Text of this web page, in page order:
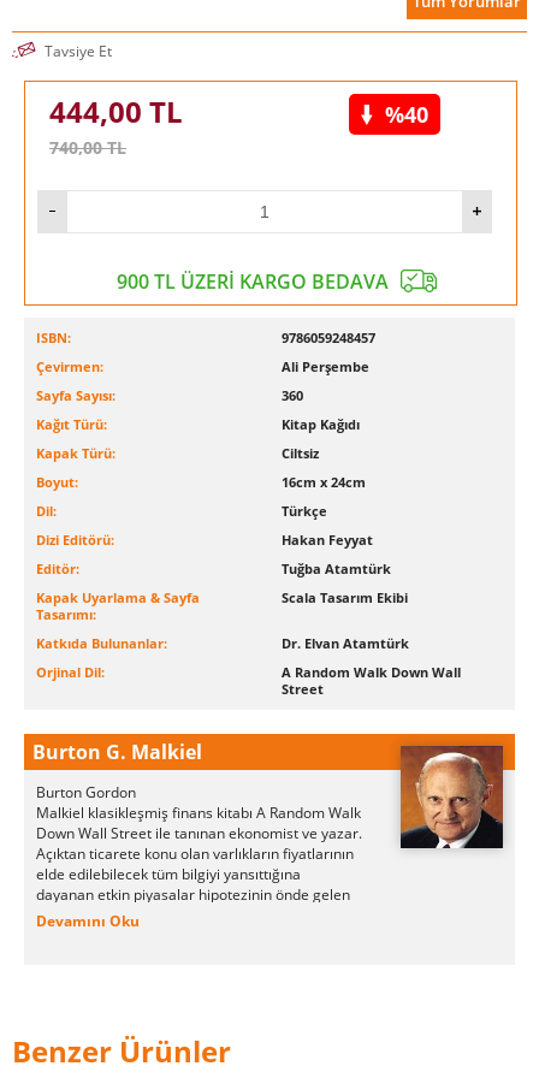
Tavsiye Et
444,00 TL
740,00TL
%40
900 TL ÜZERİ KARGO BEDAVA
ISBN:
9786059248457
Çevirmen:
Ali Perşembe
Sayfa Sayısı:
360
Kağıt Türü:
Kitap Kağıdı
Kapak Türü:
Ciltsiz
Boyut:
16cm x 24cm
Dil:
Türkçe
Dizi Editörü:
Hakan Feyyat
Editör:
Tuğba Atamtürk
Kapak Uyarlama & Sayfa
Tasarımı:
Scala Tasarım Ekibi
Katkıda Bulunanlar:
Dr. Elvan Atamtürk
Orjinal Dil:
A Random Walk Down Wall
Street
Burton G. Malkiel
Burton Gordon
Malkiel klasikleşmiş finans kitabı A Random Walk
Down Wall Street ile tanınanekonomistve yazar.
Açıktan ticarete konu olan varlıkların fiyatlarının
elde edilebilecek tüm bilgiyi yansıttığına
dayananetkin piyasalar hipotezininönde gelen
savunucularındandır.
Devamını Oku
Benzer Ürünler